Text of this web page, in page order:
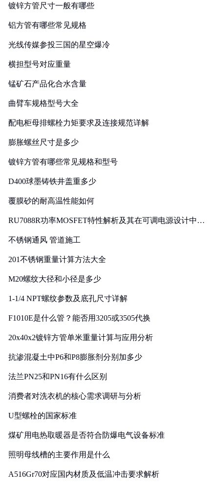
镀锌方管尺寸一般有哪些
铝方管有哪些常见规格
光线传媒参投三国的星空爆冷
横担型号对应重量
锰矿石产品化合水含量
曲臂车规格型号大全
配电柜母排螺栓力矩要求及连接规范详解
膨胀螺丝尺寸是多少
镀锌方管有哪些常见规格和型号
D400球墨铸铁井盖重多少
覆膜砂的耐高温性能如何
RU7088R功率MOSFET特性解析及其在可调电源设计中的
不锈钢通风 管道施工
201不锈钢重量计算方法大全
M20螺纹大径和小径是多少
1-1/4 NPT螺纹参数及底孔尺寸详解
F1010E是什么管？能否用3205或3505代换
20x40x2镀锌方管单米重量计算与应用分析
抗渗混凝土中P6和P8膨胀剂分别加多少
法兰PN25和PN16有什么区别
消费者对洗衣机的核心需求调研与分析
U型螺栓的国家标准
煤矿用电热取暖器是否符合防爆电气设备标准
照明母线槽的主要作用是什么
A516Gr70对应国内材质及低温冲击要求解析